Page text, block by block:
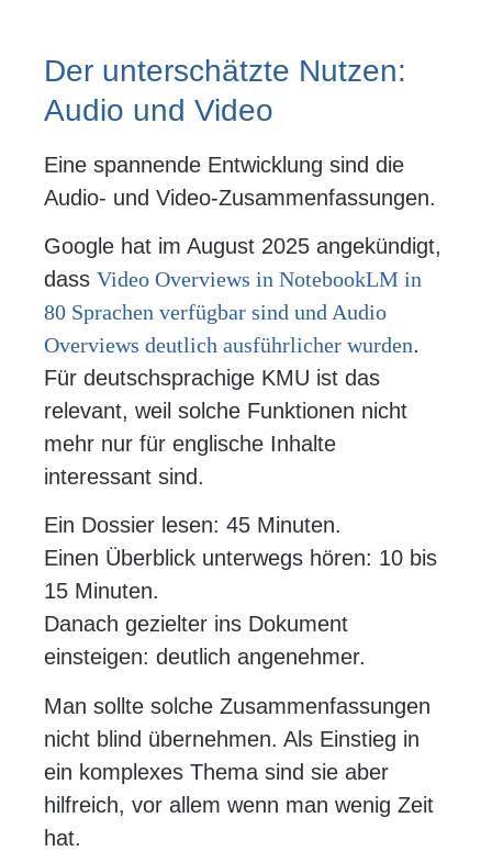
Der unterschätzte Nutzen:
Audio und Video
Eine spannende Entwicklung sind die
Audio- und Video-Zusammenfassungen.
Google hat im August 2025 angekündigt,
dass Video Overviews in NotebookLM in
80 Sprachen verfügbar sind und Audio
Overviews deutlich ausführlicher wurden.
Für deutschsprachige KMU ist das
relevant, weil solche Funktionen nicht
mehr nur für englische Inhalte
interessant sind.
Ein Dossier lesen: 45 Minuten.
Einen Überblick unterwegs hören: 10 bis
15 Minuten.
Danach gezielter ins Dokument
einsteigen: deutlich angenehmer.
Man sollte solche Zusammenfassungen
nicht blind übernehmen. Als Einstieg in
ein komplexes Thema sind sie aber
hilfreich, vor allem wenn man wenig Zeit
hat.